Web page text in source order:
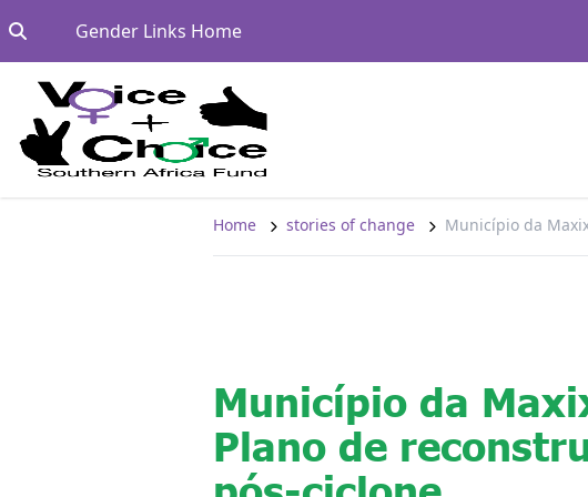
Gender Links HomeGo to:
Home stories of change Município da
Município da
Plano de